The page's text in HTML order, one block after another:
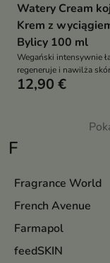
F
Fragrance World
French Avenue
Farmapol
feedSKIN
Watery Cream
Krem z
Bylicy 100 ml
Wegański intensywnie
regeneruje i nawilża
lekka, żelowa formuła
świeżości nawet
12,90 €